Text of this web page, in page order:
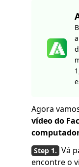
Agora
vídeo do
Vá
encontre o